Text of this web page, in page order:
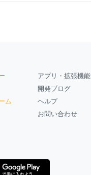
ム
アプリ・拡張機能
開発ブログ
ヘルプ
お問い合わせ